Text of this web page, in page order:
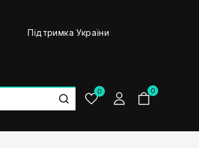
Підтримка України
0
0